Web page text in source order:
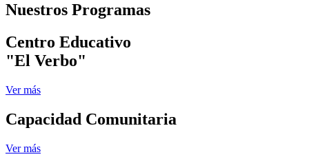
Nuestros Programas
Centro Educativo
"El Verbo"
Ver más
Capacidad Comunitaria
Ver más